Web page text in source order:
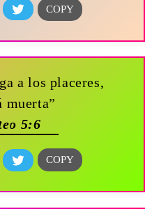
a los placeres,
muerta”
5:6